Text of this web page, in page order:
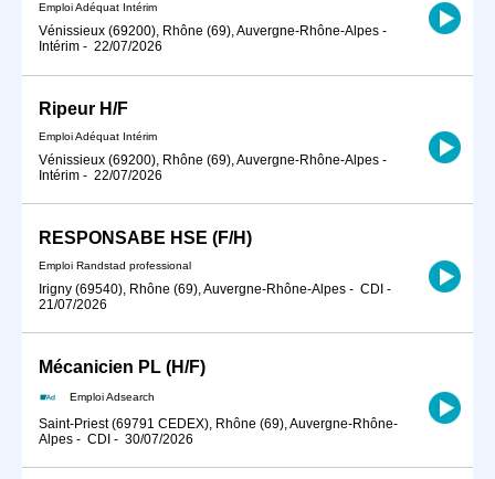
Emploi Adéquat Intérim
Vénissieux (69200), Rhône (69), Auvergne-Rhône-Alpes -
Intérim - 22/07/2026
Ripeur H/F
Emploi Adéquat Intérim
Vénissieux (69200), Rhône (69), Auvergne-Rhône-Alpes -
Intérim - 22/07/2026
RESPONSABE HSE (F/H)
Emploi Randstad professional
Irigny (69540), Rhône (69), Auvergne-Rhône-Alpes - CDI -
21/07/2026
Mécanicien PL (H/F)
Emploi Adsearch
Saint-Priest (69791 CEDEX), Rhône (69), Auvergne-Rhône-
Alpes - CDI - 30/07/2026